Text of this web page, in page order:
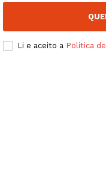
Li e aceito a Política